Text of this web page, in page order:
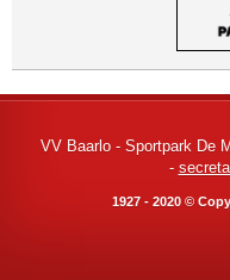
VV Baarlo - Sportpark De
-
1927 - 2020 ©